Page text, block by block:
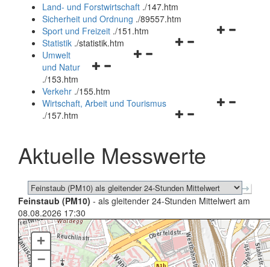
und
schließen
Land- und Forstwirtschaft ./147.htm
Sicherheit und Ordnung ./89557.htm
Navigationsmenü
Sport und Freizeit ./151.htm
Navigationsmenü
Statistik ./statistik.htm
Navigationsmenü
und
schließen
Umwelt
und Natur
./153.htm
Verkehr ./155.htm
Navigationsmenü
schließen
Wirtschaft, Arbeit und Tourismus
./157.htm
Aktuelle Messwerte
Feinstaub (PM10) - als gleitender 24-Stunden Mittelwert am
08.08.2026 17:30
+
–